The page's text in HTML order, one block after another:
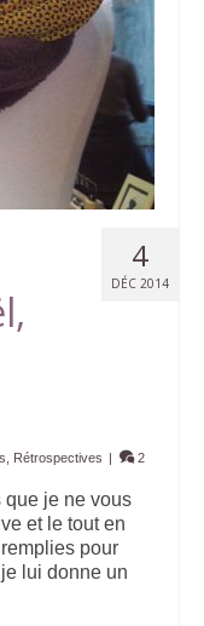
4
DÉC 2014
Rétrospectives | 2
que je ne vous
et le tout en
pour
lui donne un